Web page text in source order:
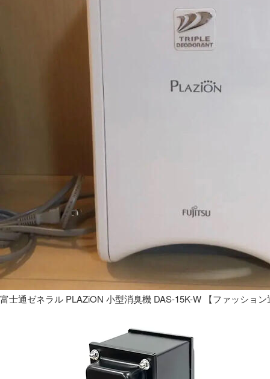
富士通ゼネラル PLAZiON 小型消臭機 DAS-15K-W 【ファッション